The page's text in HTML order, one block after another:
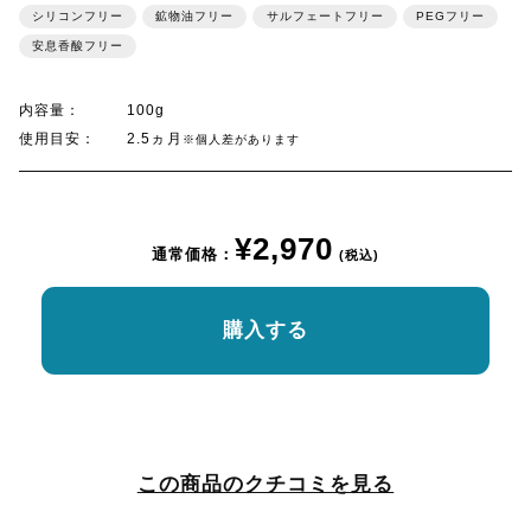
シリコンフリー 鉱物油フリー サルフェートフリー PEGフリー
安息香酸フリー
内容量：
100g
使用目安：
2.5ヵ月 ※個人差があります
通常価格： ¥2,970 (税込)
購入する
この商品のクチコミを見る